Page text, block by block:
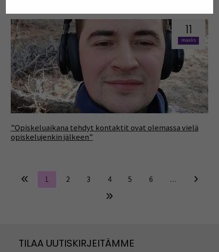
11
maalis
”Opiskeluaikana tehdyt kontaktit ovat olemassa vielä
opiskelujenkin jälkeen”
1 2 3 4 5 6 …
TILAA UUTISKIRJEITÄMME